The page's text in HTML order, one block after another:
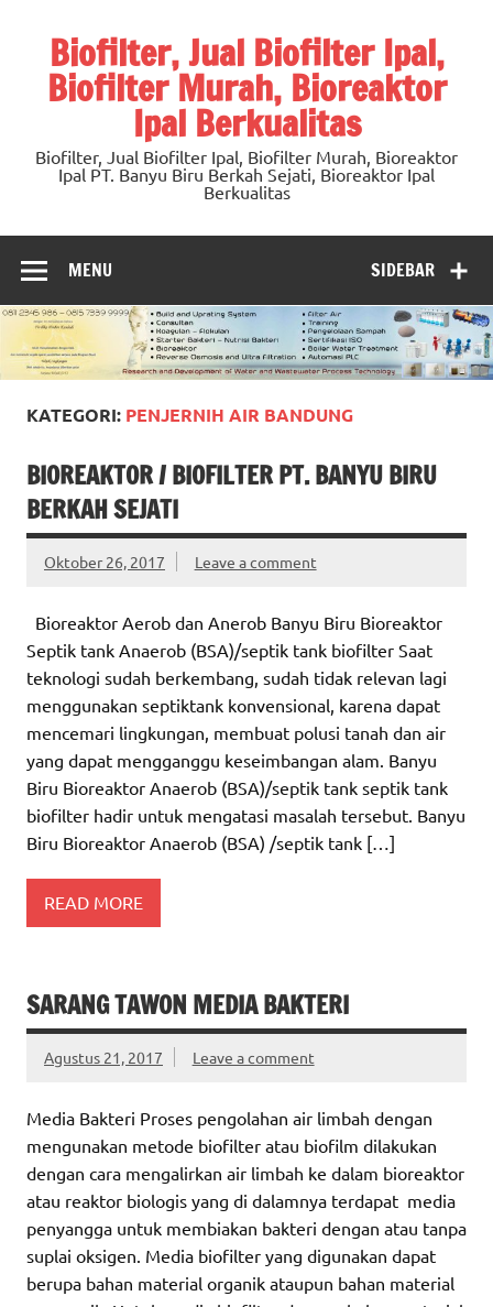
contentBiofilter, Jual Biofilter Ipal,
Biofilter Murah, Bioreaktor
Ipal Berkualitas
Biofilter, Jual Biofilter Ipal, Biofilter Murah, Bioreaktor
Ipal PT. Banyu Biru Berkah Sejati, Bioreaktor Ipal
Berkualitas
SIDEBAR
MENU
KATEGORI: PENJERNIH AIR BANDUNG
BIOREAKTOR / BIOFILTER PT. BANYU BIRU
BERKAH SEJATI
Oktober 26, 2017 Leave a comment
Bioreaktor Aerob dan Anerob Banyu Biru Bioreaktor
Septik tank Anaerob (BSA)/septik tank biofilter Saat
teknologi sudah berkembang, sudah tidak relevan lagi
menggunakan septiktank konvensional, karena dapat
mencemari lingkungan, membuat polusi tanah dan air
yang dapat mengganggu keseimbangan alam. Banyu
Biru Bioreaktor Anaerob (BSA)/septik tank septik tank
biofilter hadir untuk mengatasi masalah tersebut. Banyu
Biru Bioreaktor Anaerob (BSA) /septik tank […]
READ MORE
SARANG TAWON MEDIA BAKTERI
Agustus 21, 2017 Leave a comment
Media Bakteri Proses pengolahan air limbah dengan
mengunakan metode biofilter atau biofilm dilakukan
dengan cara mengalirkan air limbah ke dalam bioreaktor
atau reaktor biologis yang di dalamnya terdapat media
penyangga untuk membiakan bakteri dengan atau tanpa
suplai oksigen. Media biofilter yang digunakan dapat
berupa bahan material organik ataupun bahan material